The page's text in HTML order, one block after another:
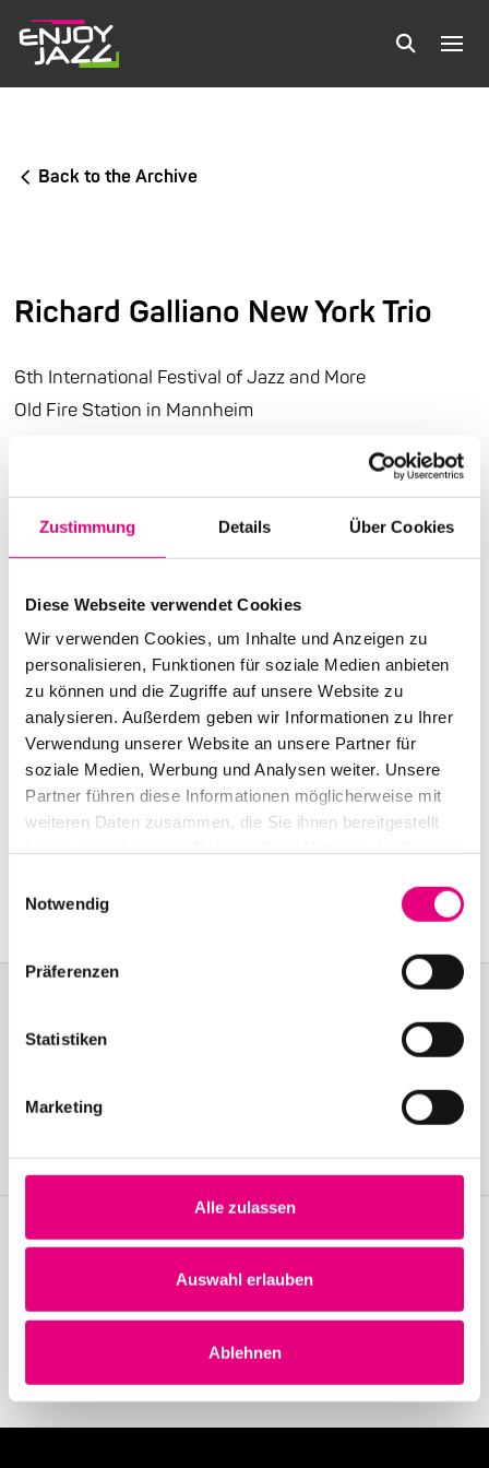
Zustimmung Details Über Cookies
Diese Webseite verwendet Cookies
Wir verwenden Cookies, um Inhalte und Anzeigen zu
personalisieren, Funktionen für soziale Medien anbieten
zu können und die Zugriffe auf unsere Website zu
analysieren. Außerdem geben wir Informationen zu Ihrer
Verwendung unserer Website an unsere Partner für
soziale Medien, Werbung und Analysen weiter. Unsere
Partner führen diese Informationen möglicherweise mit
weiteren Daten zusammen, die Sie ihnen bereitgestellt
Notwendig
Präferenzen
Statistiken
Marketing
Alle zulassen
Auswahl erlauben
Ablehnen
Back to the Archive
Richard Galliano New York Trio
6th International Festival of Jazz and More
Old Fire Station in Mannheim
Doors open:October
End:October26, 2004 – 10:00 p.m.
Cast:
Richard Galliano: acc
Scott Colley: b
Clarence Penn: dr
Nationality: France/ United States
Old Fire Station Mannheim: Brückenstraße2,
Galliano New York Trio
Join the Enjoy Jazz and receive exclusive information about the
Become a member
Stay up to date!
Receive the latest news regularly with our Enjoy Jazz.
Subscribe to our newsletter